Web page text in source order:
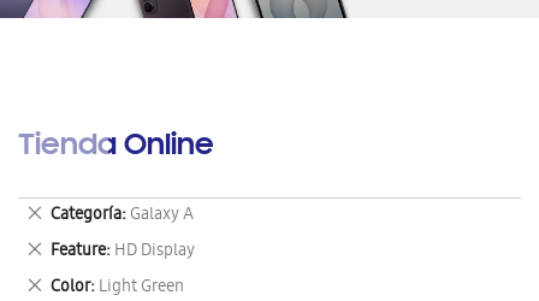
Tienda Online
Categoría Galaxy A
Eliminar
este
artículo
Feature HD Display
Eliminar
este
Color Light Green
Eliminar